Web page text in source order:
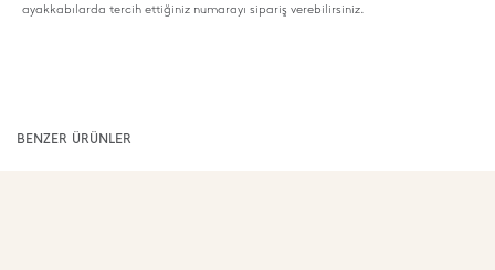
ayakkabılarda tercih ettiğiniz numarayı sipariş verebilirsiniz.
BENZER ÜRÜNLER